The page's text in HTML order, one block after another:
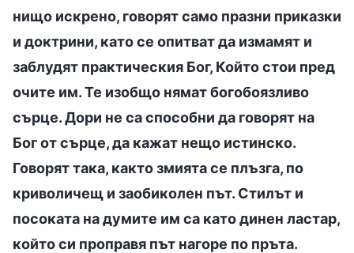
нищо искрено, говорят само празни приказки
и доктрини, като се опитват да измамят и
заблудят практическия Бог, Който стои пред
очите им. Те изобщо нямат богобоязливо
сърце. Дори не са способни да говорят на
Бог от сърце, да кажат нещо истинско.
Говорят така, както змията се плъзга, по
криволичещ и заобиколен път. Стилът и
посоката на думите им са като динен ластар,
който си проправя път нагоре по пръта.